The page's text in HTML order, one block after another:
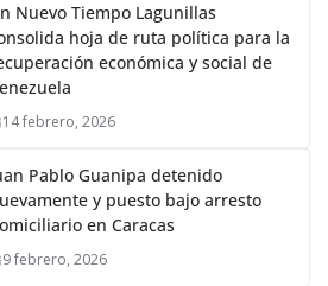
Nuevo Tiempo Lagunillas
hoja de ruta política para la
económica y social de
14 febrero, 2026
Pablo Guanipa detenido
y puesto bajo arresto
en Caracas
9 febrero, 2026